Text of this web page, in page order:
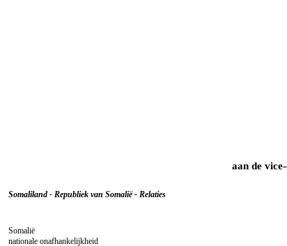
aan de
Somaliland - Republiek van Somalië - Relaties
Somalië
nationale onafhankelijkheid